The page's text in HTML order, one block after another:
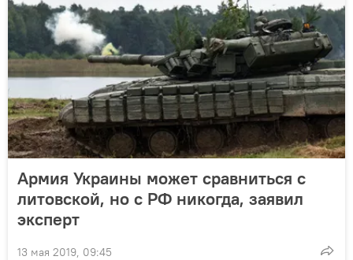
Армия Украины может сравниться с
литовской, но с РФ никогда, заявил
эксперт
13 мая 2019, 09:45